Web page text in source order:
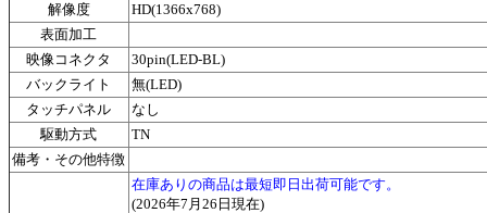
解像度
HD(1366x768)
表面加工
映像コネクタ
30pin(LED-BL)
バックライト
無(LED)
タッチパネル
なし
駆動方式
TN
備考・その他特徴
在庫ありの商品は最短即日出荷可能です。
(2026年7月26日現在)